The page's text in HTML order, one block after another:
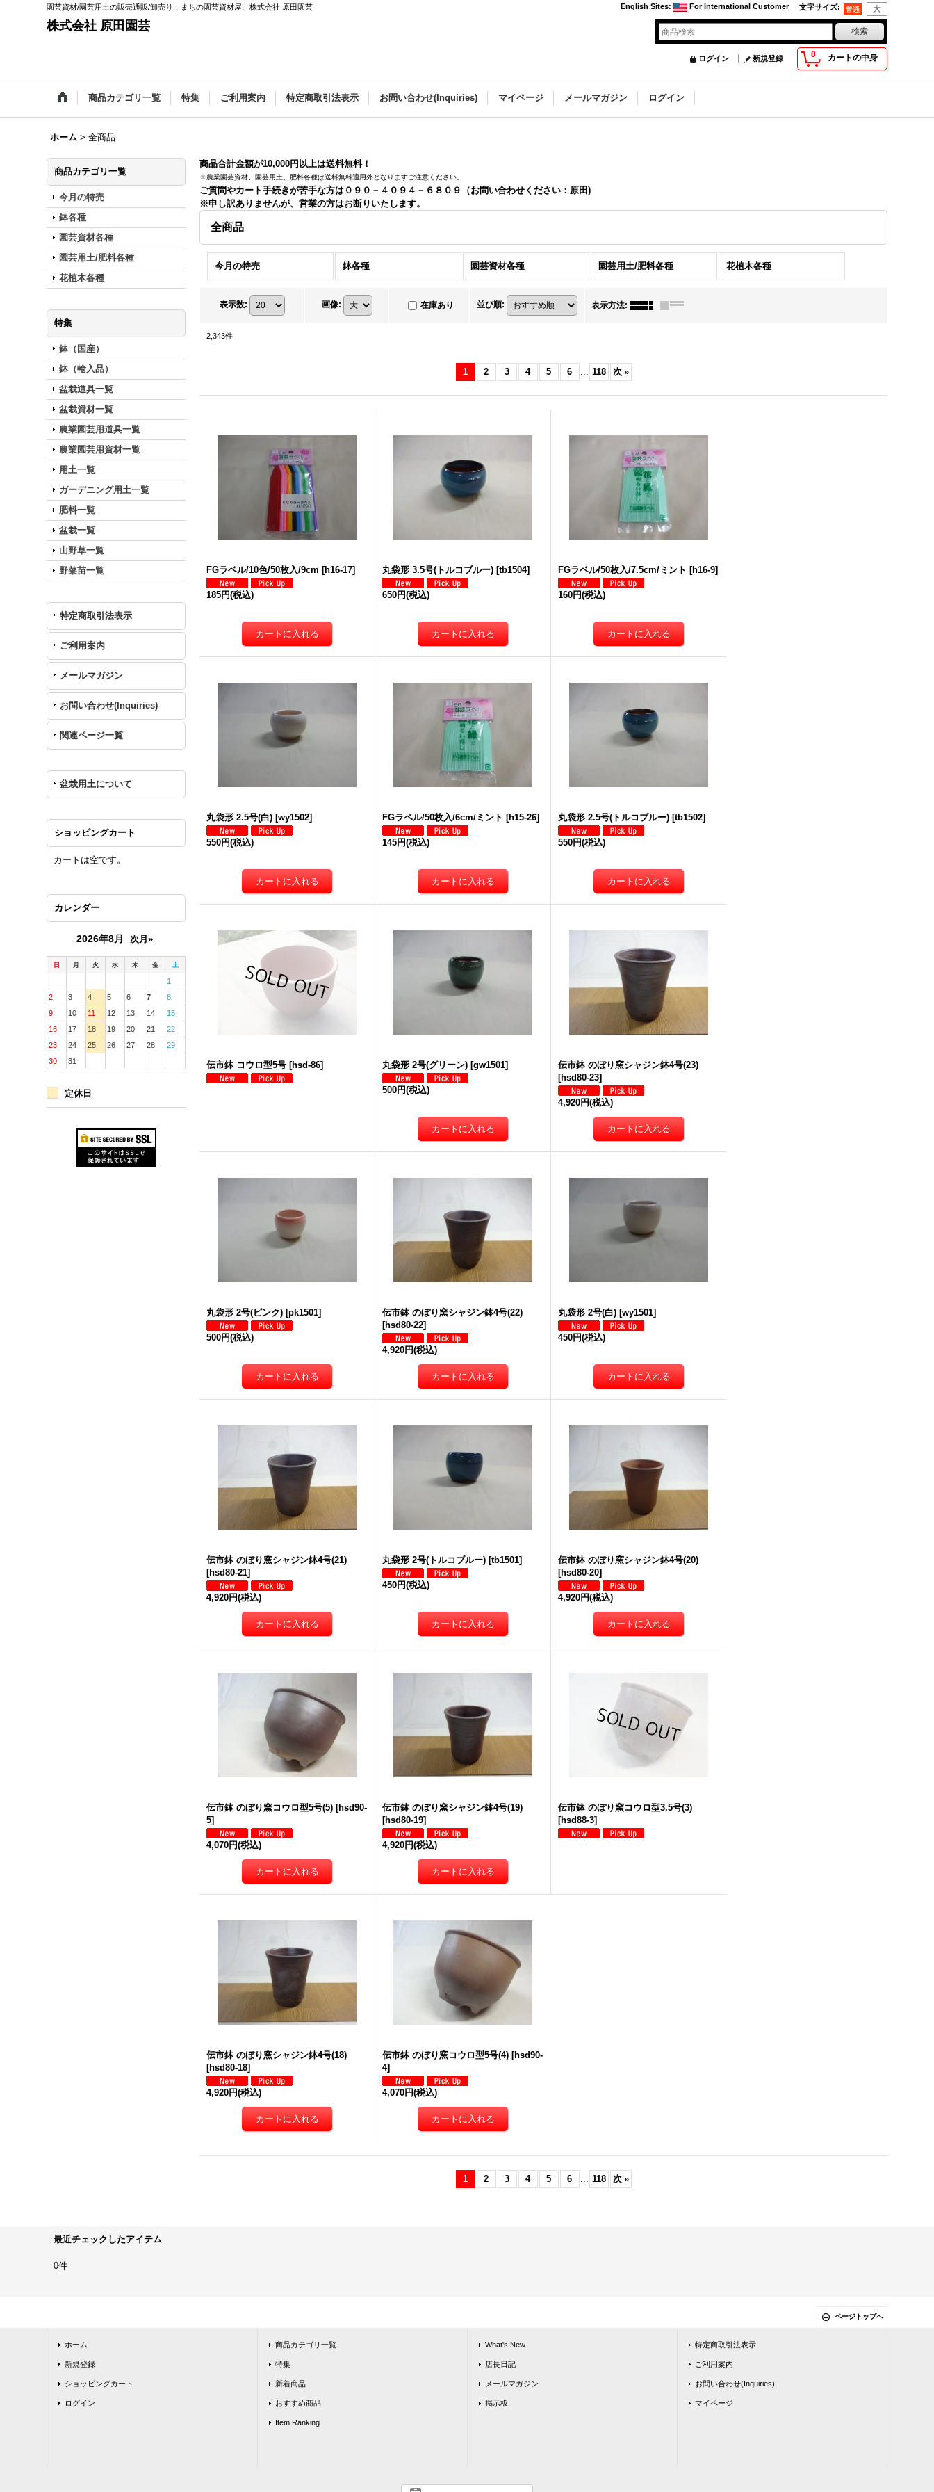
園芸資材/園芸用土の販売通販/卸売り：まちの園芸資材屋、株式会社 原田園芸 文字サイズ:
English Sites: For International Customer
株式会社 原田園芸
0 カートの中身
ログイン 新規登録
商品カテゴリ一覧 特集 ご利用案内 特定商取引法表示 お問い合わせ(Inquiries) マイページ メールマガジン ログイン
ホーム > 全商品
商品カテゴリ一覧
今月の特売
鉢各種
園芸資材各種
園芸用土/肥料各種
花植木各種
特集
鉢（国産）
鉢（輸入品）
盆栽道具一覧
盆栽資材一覧
農業園芸用道具一覧
農業園芸用資材一覧
用土一覧
ガーデニング用土一覧
肥料一覧
盆栽一覧
山野草一覧
野菜苗一覧
特定商取引法表示
ご利用案内
メールマガジン
お問い合わせ(Inquiries)
関連ページ一覧
盆栽用土について
ショッピングカート
カートは空です。
カレンダー
2026年8月 次月»
日 月 火 水 木 金 土
1
2
3 4 5 6 7
8
9
10 11 12 13 14
15
16
17 18 19 20 21
22
23
24 25 26 27 28
29
30
31
定休日
商品合計金額が10,000円以上は送料無料！
※農業園芸資材、園芸用土、肥料各種は送料無料適用外となりますご注意ください。
ご質問やカート手続きが苦手な方は０９０－４０９４－６８０９（お問い合わせください：原田)
※申し訳ありませんが、営業の方はお断りいたします。
全商品
今月の特売 鉢各種 園芸資材各種 園芸用土/肥料各種 花植木各種
表示数: 画像: 在庫あり 並び順: 表示方法:
2,343件
1 2 3 4 5 6 ... 118 次 »
FGラベル/10色/50枚入/9cm [h16-17]
185円(税込)
丸袋形 3.5号(トルコブルー) [tb1504]
650円(税込)
FGラベル/50枚入/7.5cm/ミント [h16-9]
160円(税込)
丸袋形 2.5号(白) [wy1502]
550円(税込)
FGラベル/50枚入/6cm/ミント [h15-26]
145円(税込)
丸袋形 2.5号(トルコブルー) [tb1502]
550円(税込)
伝市鉢 コウロ型5号 [hsd-86] 丸袋形 2号(グリーン) [gw1501]
500円(税込)
伝市鉢 のぼり窯シャジン鉢4号(23)
[hsd80-23]
4,920円(税込)
丸袋形 2号(ピンク) [pk1501]
500円(税込)
伝市鉢 のぼり窯シャジン鉢4号(22)
[hsd80-22]
4,920円(税込)
丸袋形 2号(白) [wy1501]
450円(税込)
伝市鉢 のぼり窯シャジン鉢4号(21)
[hsd80-21]
4,920円(税込)
丸袋形 2号(トルコブルー) [tb1501]
450円(税込)
伝市鉢 のぼり窯シャジン鉢4号(20)
[hsd80-20]
4,920円(税込)
伝市鉢 のぼり窯コウロ型5号(5) [hsd90-
5]
4,070円(税込)
伝市鉢 のぼり窯シャジン鉢4号(19)
[hsd80-19]
4,920円(税込)
伝市鉢 のぼり窯コウロ型3.5号(3)
[hsd88-3]
伝市鉢 のぼり窯シャジン鉢4号(18)
[hsd80-18]
4,920円(税込)
伝市鉢 のぼり窯コウロ型5号(4) [hsd90-
4]
4,070円(税込)
1 2 3 4 5 6 ... 118 次 »
最近チェックしたアイテム
0件
ページトップへ
ホーム
新規登録
ショッピングカート
ログイン
商品カテゴリ一覧
特集
新着商品
おすすめ商品
Item Ranking
What's New
店長日記
メールマガジン
掲示板
特定商取引法表示
ご利用案内
お問い合わせ(Inquiries)
マイページ